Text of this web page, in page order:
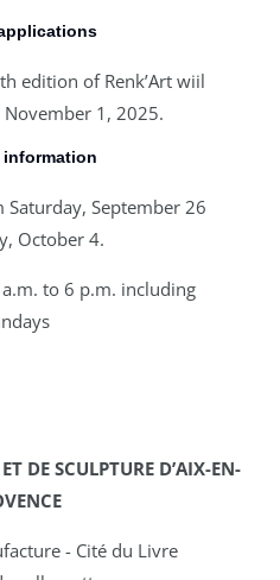
edition of Renk’Art wiil
1, 2025.
information
Saturday, September 26
October 4.
to 6 p.m. including
DE SCULPTURE D’AIX-EN-
- Cité du Livre